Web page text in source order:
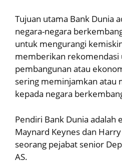
Tujuan utama Bank Dunia
negara-negara
untuk mengurangi
memberikan rekomendasi
pembangunan atau
sering meminjamkan atau
kepada negara
Pendiri Bank Dunia adalah
Maynard Keynes dan
seorang pejabat senior
AS.